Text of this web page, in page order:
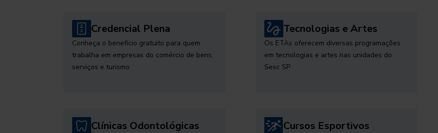
Credencial Plena
Conheça o benefício gratuito para quem
trabalha em empresas do comércio de bens,
serviços e turismo
Tecnologias e Artes
Os ETAs oferecem diversas programações
em tecnologias e artes nas unidades do
Sesc SP
Clínicas Odontológicas Cursos Esportivos